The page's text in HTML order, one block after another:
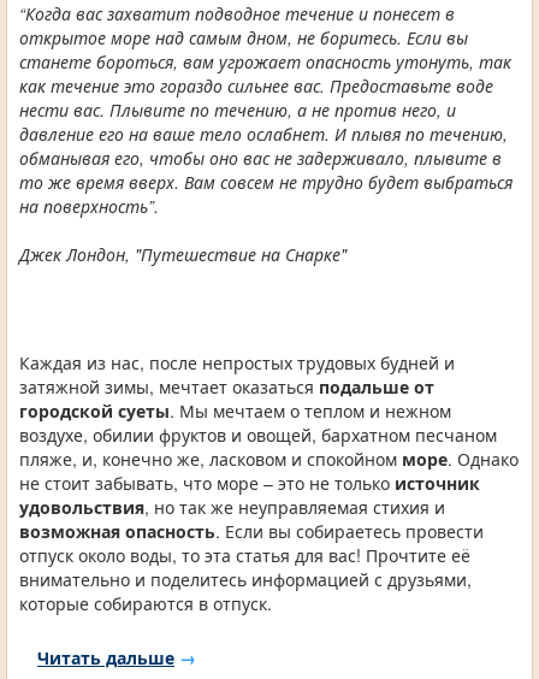
“Когда вас захватит подводное течение и понесет в
открытое море над самым дном, не боритесь. Если вы
станете бороться, вам угрожает опасность утонуть, так
как течение это гораздо сильнее вас. Предоставьте воде
нести вас. Плывите по течению, а не против него, и
давление его на ваше тело ослабнет. И плывя по течению,
обманывая его, чтобы оно вас не задерживало, плывите в
то же время вверх. Вам совсем не трудно будет выбраться
на поверхность”.
Джек Лондон, "Путешествие на Снарке"
Каждая из нас, после непростых трудовых будней и
затяжной зимы, мечтает оказаться подальше от
городской суеты. Мы мечтаем о теплом и нежном
воздухе, обилии фруктов и овощей, бархатном песчаном
пляже, и, конечно же, ласковом и спокойном море. Однако
не стоит забывать, что море – это не только источник
удовольствия, но так же неуправляемая стихия и
возможная опасность. Если вы собираетесь провести
отпуск около воды, то эта статья для вас! Прочтите её
внимательно и поделитесь информацией с друзьями,
которые собираются в отпуск.
Читать дальше →